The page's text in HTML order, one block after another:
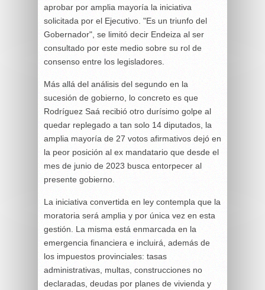
aprobar por amplia mayoría la iniciativa
solicitada por el Ejecutivo. "Es un triunfo del
Gobernador", se limitó decir Endeiza al ser
consultado por este medio sobre su rol de
consenso entre los legisladores.
Más allá del análisis del segundo en la
sucesión de gobierno, lo concreto es que
Rodríguez Saá recibió otro durísimo golpe al
quedar replegado a tan solo 14 diputados, la
amplia mayoría de 27 votos afirmativos dejó en
la peor posición al ex mandatario que desde el
mes de junio de 2023 busca entorpecer al
presente gobierno.
La iniciativa convertida en ley contempla que la
moratoria será amplia y por única vez en esta
gestión. La misma está enmarcada en la
emergencia financiera e incluirá, además de
los impuestos provinciales: tasas
administrativas, multas, construcciones no
declaradas, deudas por planes de vivienda y